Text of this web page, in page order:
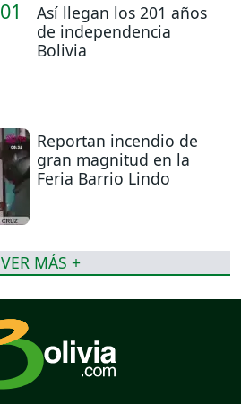
Así llegan los 201 años
de independencia
Bolivia
Reportan incendio de
gran magnitud en la
Feria Barrio Lindo
VER MÁS +